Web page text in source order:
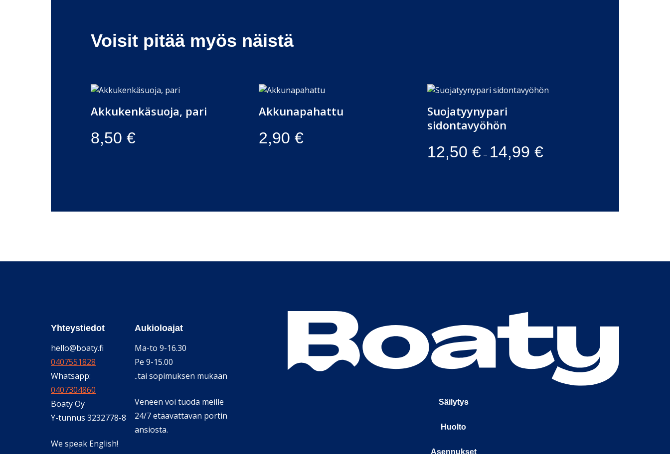
Voisit pitää myös näistä
Akkukenkäsuoja, pari
8,50 €
Akkunapahattu
2,90€
Suojatyynypari
sidontavyöhön
12,50 € – 14,99 €
Yhteystiedot
hello@boaty.fi
0407551828
Whatsapp:
0407304860
Boaty Oy
Y-tunnus 3232778-8
We speak English!
Aukioloajat
Ma-to 9-16.30
Pe 9-15.00
..tai sopimuksen mukaan
Veneen voi tuoda meille
24/7 etäavattavan portin
ansiosta.
Säilytys
Huolto
Asennukset